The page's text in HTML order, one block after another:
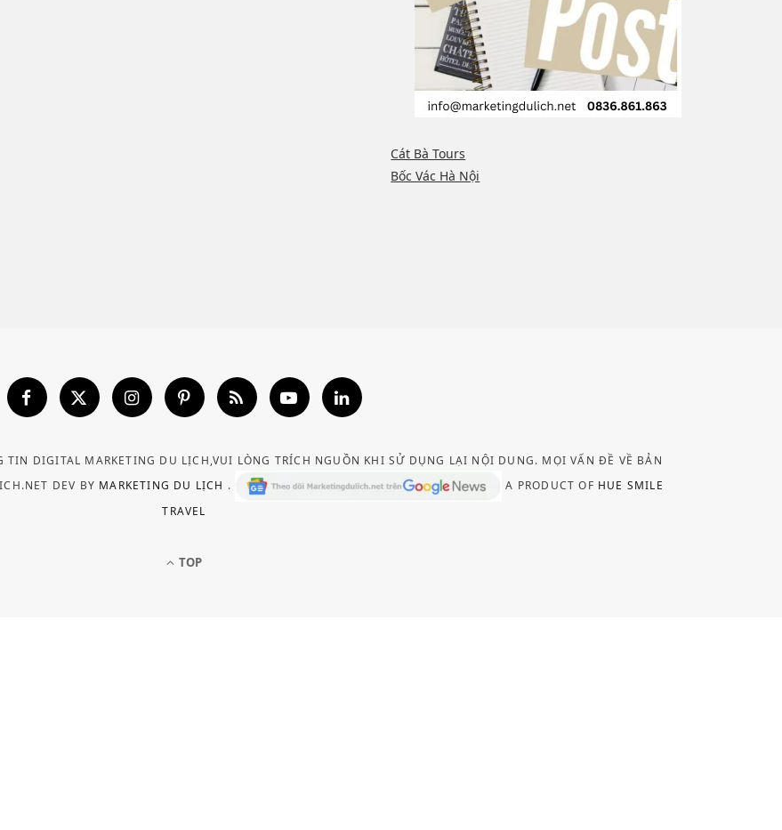
Cát Bà Tours
Bốc Vác Hà Nội
DIGITAL MARKETING DU LỊCH,VUI LÒNG TRÍCH NGUỒN KHI SỬ DỤNG LẠI NỘI DUNG. MỌI VẤN ĐỀ VỀ BẢN
DEV BY MARKETING DU LỊCH . A PRODUCT OF HUE SMILE
TRAVEL
TOP